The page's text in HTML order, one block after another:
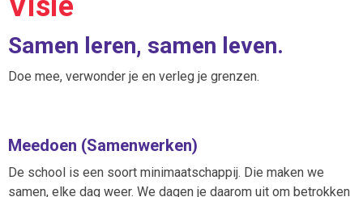
Samen leren, samen leven.
Doe mee, verwonder je en verleg je grenzen.
Meedoen (Samenwerken)
De school is een soort minimaatschappij. Die maken we
samen, elke dag weer. We dagen je daarom uit om betrokken